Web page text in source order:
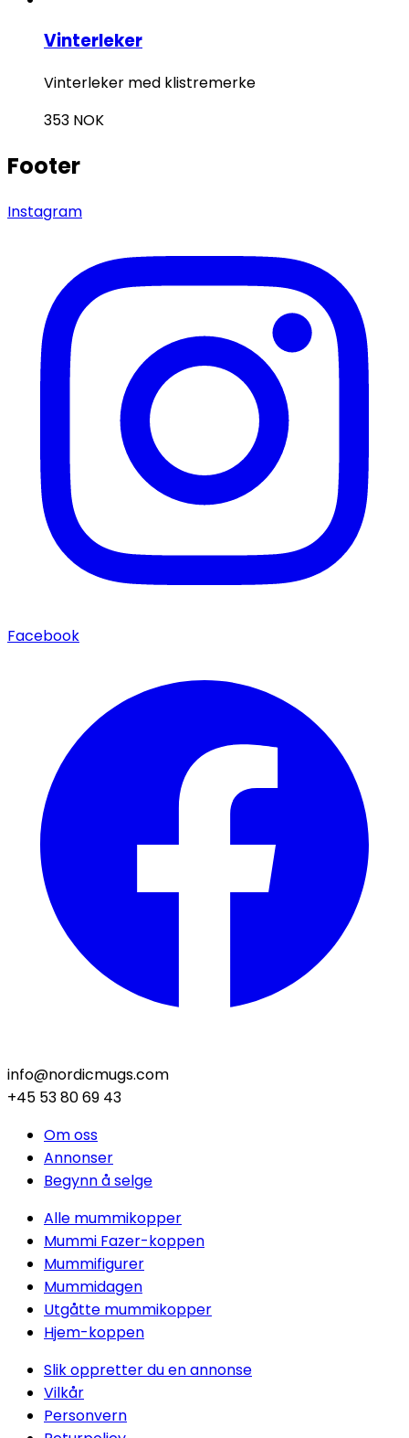
Vinterleker
Vinterleker med klistremerke
353 NOK
Footer
Instagram
Facebook
info@nordicmugs.com
+45 53 80 69 43
Om oss
Annonser
Begynn å selge
Alle mummikopper
Mummi Fazer-koppen
Mummifigurer
Mummidagen
Utgåtte mummikopper
Hjem-koppen
Slik oppretter du en annonse
Vilkår
Personvern